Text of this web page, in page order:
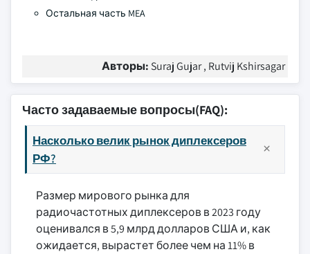
Остальная часть MEA
Авторы: Suraj Gujar , Rutvij Kshirsagar
Часто задаваемые вопросы(FAQ):
Насколько велик рынок диплексеров
РФ?
Размер мирового рынка для
радиочастотных диплексеров в 2023 году
оценивался в 5,9 млрд долларов США и, как
ожидается, вырастет более чем на 11% в